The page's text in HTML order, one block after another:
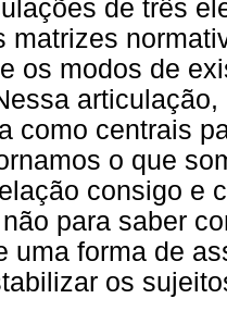
de três
matrizes
os modos de
como centrais
o que
consigo e
para saber
uma forma de
os